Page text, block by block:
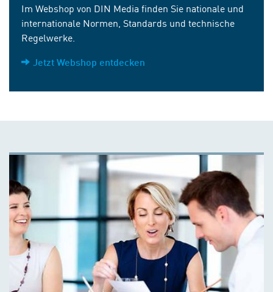
Im Webshop von DIN Media finden Sie nationale und
internationale Normen, Standards und technische
Regelwerke.
Jetzt Webshop entdecken